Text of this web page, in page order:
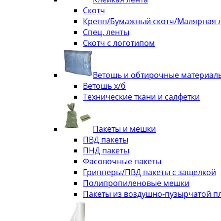
Скотч
Крепп/Бумажный скотч/Малярная
Спец. ленты
Скотч с логотипом
Ветошь и обтирочные
Ветошь х/б
Технические ткани и салфетки
Пакеты и мешки
ПВД пакеты
ПНД пакеты
Фасовочные пакеты
Грипперы/ПВД пакеты с защелкой
Полипропиленовые мешки
Пакеты из воздушно-пузырчатой